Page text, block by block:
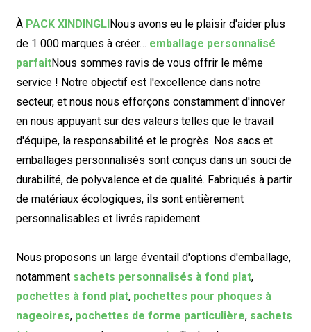
À PACK XINDINGLINous avons eu le plaisir d'aider plus
de 1 000 marques à créer… emballage personnalisé
parfaitNous sommes ravis de vous offrir le même
service ! Notre objectif est l'excellence dans notre
secteur, et nous nous efforçons constamment d'innover
en nous appuyant sur des valeurs telles que le travail
d'équipe, la responsabilité et le progrès. Nos sacs et
emballages personnalisés sont conçus dans un souci de
durabilité, de polyvalence et de qualité. Fabriqués à partir
de matériaux écologiques, ils sont entièrement
personnalisables et livrés rapidement.
Nous proposons un large éventail d'options d'emballage,
notamment sachets personnalisés à fond plat,
pochettes à fond plat, pochettes pour phoques à
nageoires, pochettes de forme particulière, sachets